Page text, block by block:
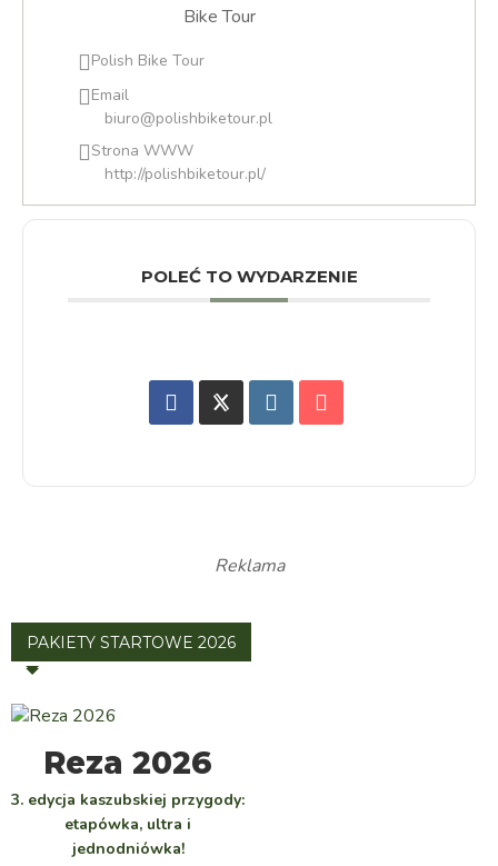
Polish Bike Tour
Email
biuro@polishbiketour.pl
Strona WWW
http://polishbiketour.pl/
POLEĆ TO WYDARZENIE
Reklama
PAKIETY STARTOWE 2026
WYBIERZ
Reza 2026
3. edycja kaszubskiej przygody:
etapówka, ultra i
jednodniówka!